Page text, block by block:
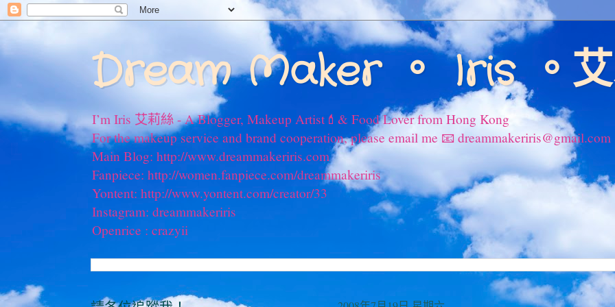
Dream Maker 。 Iris 。
I’m Iris 艾莉絲 - A Blogger, Makeup Artist💄& Food Lover from Hong Kong
For the makeup service and brand cooperation, please email me 📧 dreammakeriris@gmail.com
Main Blog: http://www.dreammakeriris.com
Fanpiece: http://women.fanpiece.com/dreammakeriris
Yontent: http://www.yontent.com/creator/33
Instagram: dreammakeriris
Openrice : crazyii